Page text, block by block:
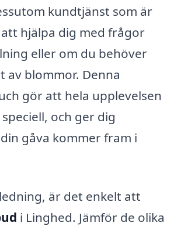
kundtjänst som är
hjälpa dig med frågor
eller om du behöver
av blommor. Denna
gör att hela upplevelsen
och ger dig
gåva kommer fram i
är det enkelt att
i Linghed. Jämför de olika